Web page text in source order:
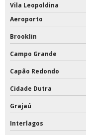
Vila Leopoldina
Aeroporto
Brooklin
Campo Grande
Capão Redondo
Cidade Dutra
Grajaú
Interlagos